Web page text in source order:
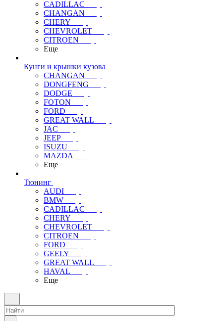
CADILLAC
CHANGAN
CHERY
CHEVROLET
CITROEN
Еще
Кунги и крышки кузова
CHANGAN
DONGFENG
DODGE
FOTON
FORD
GREAT WALL
JAC
JEEP
ISUZU
MAZDA
Еще
Тюнинг
AUDI
BMW
CADILLAC
CHERY
CHEVROLET
CITROEN
FORD
GEELY
GREAT WALL
HAVAL
Еще